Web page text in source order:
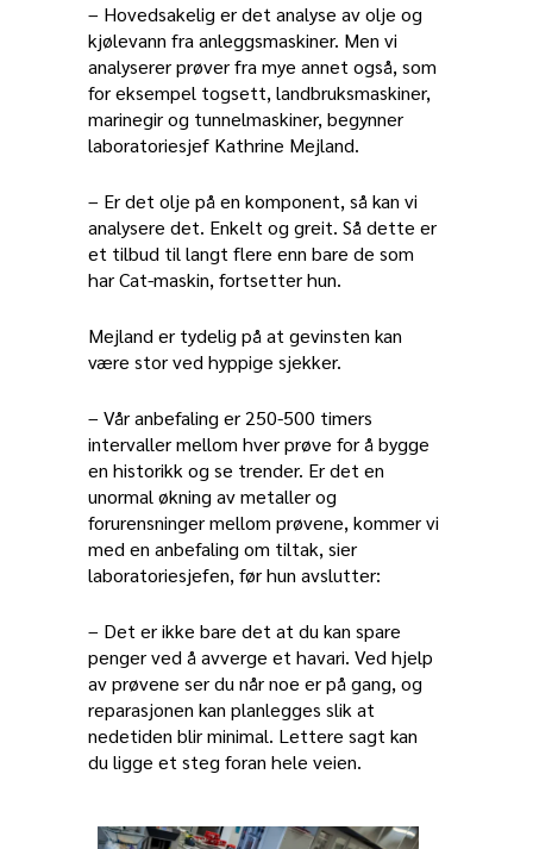
– Hovedsakelig er det analyse av olje og
kjølevann fra anleggsmaskiner. Men vi
analyserer prøver fra mye annet også, som
for eksempel togsett, landbruksmaskiner,
marinegir og tunnelmaskiner, begynner
laboratoriesjef Kathrine Mejland.
– Er det olje på en komponent, så kan vi
analysere det. Enkelt og greit. Så dette er
et tilbud til langt flere enn bare de som
har Cat-maskin, fortsetter hun.
Mejland er tydelig på at gevinsten kan
være stor ved hyppige sjekker.
– Vår anbefaling er 250-500 timers
intervaller mellom hver prøve for å bygge
en historikk og se trender. Er det en
unormal økning av metaller og
forurensninger mellom prøvene, kommer vi
med en anbefaling om tiltak, sier
laboratoriesjefen, før hun avslutter:
– Det er ikke bare det at du kan spare
penger ved å avverge et havari. Ved hjelp
av prøvene ser du når noe er på gang, og
reparasjonen kan planlegges slik at
nedetiden blir minimal. Lettere sagt kan
du ligge et steg foran hele veien.